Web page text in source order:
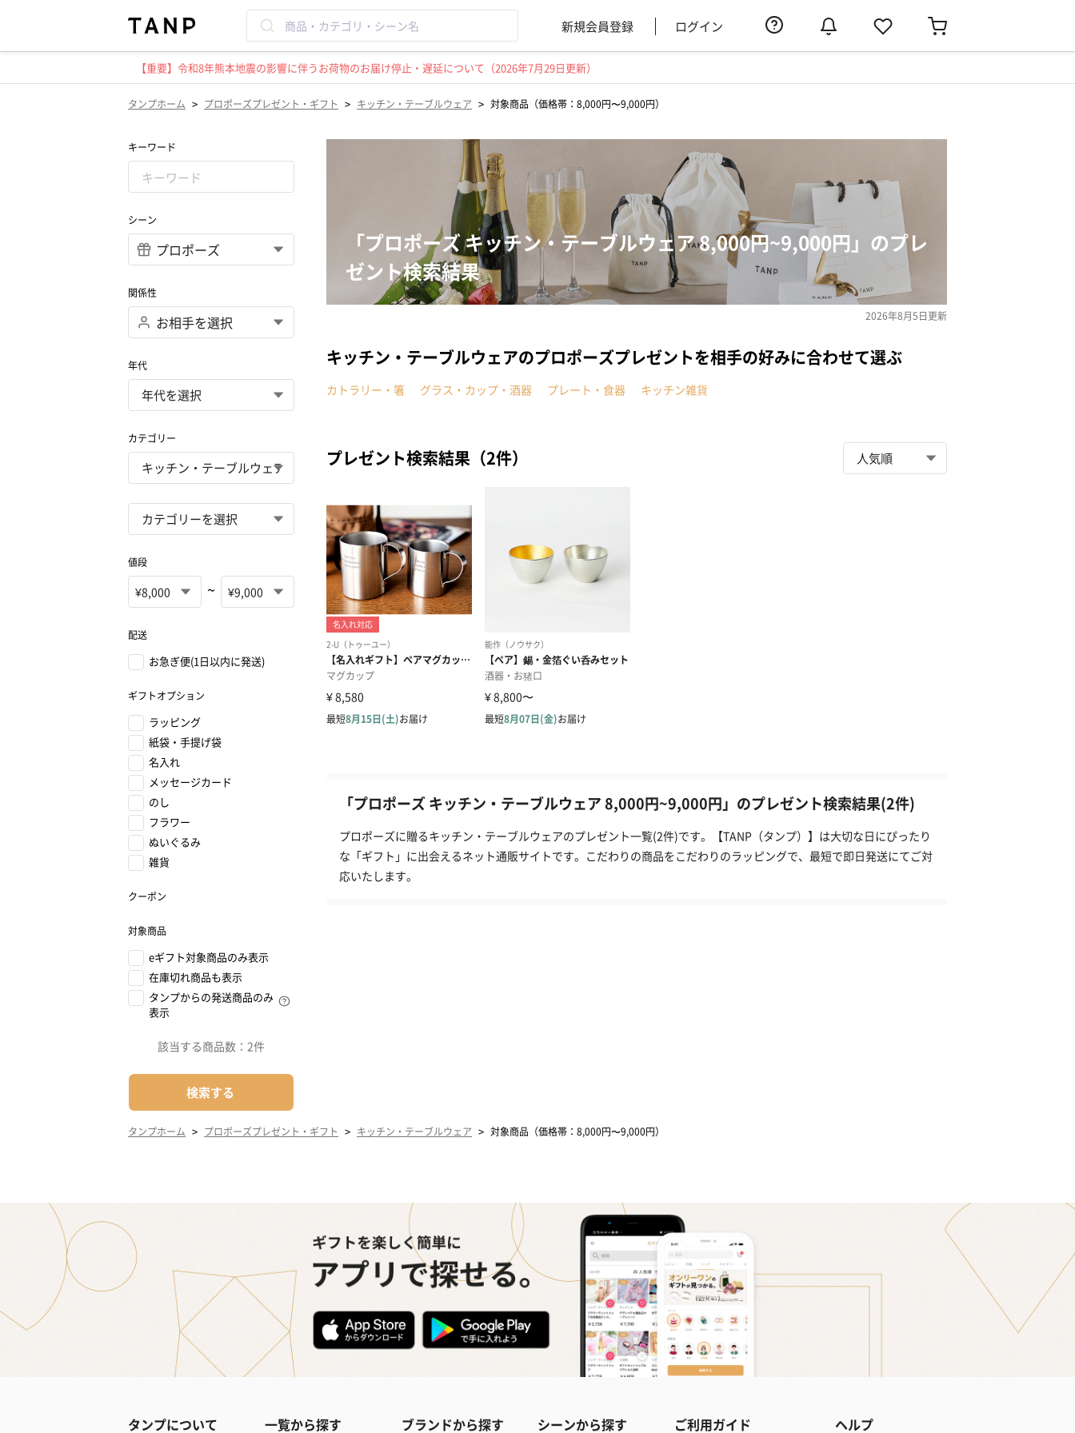
新規会員登録 ログイン
【重要】令和8年熊本地震の影響に伴うお荷物のお届け停止・遅延について（2026年7月29日更新）
タンプホーム > プロポーズプレゼント・ギフト > キッチン・テーブルウェア > 対象商品（価格帯：8,000円〜9,000円）
キーワード
シーン
関係性
年代
カテゴリー
値段
~
配送
お急ぎ便(1日以内に発送)
ギフトオプション
ラッピング
紙袋・手提げ袋
名入れ
メッセージカード
のし
フラワー
ぬいぐるみ
雑貨
クーポン
対象商品
eギフト対象商品のみ表示
在庫切れ商品も表示
タンプからの発送商品のみ
表示
該当する商品数： 2件
検索する
「プロポーズ キッチン・テーブルウェア 8,000円~9,000円」のプレ
ゼント検索結果
2026年8月5日更新
キッチン・テーブルウェアのプロポーズプレゼントを相手の好みに合わせて選ぶ
カトラリー・箸 グラス・カップ・酒器 プレート・食器 キッチン雑貨
プレゼント検索結果（2件）
「プロポーズ キッチン・テーブルウェア 8,000円~9,000円」のプレゼント検索結果(2件)
プロポーズに贈るキッチン・テーブルウェアのプレゼント一覧(2件)です。【TANP（タンプ）】は大切な日にぴったり
な「ギフト」に出会えるネット通販サイトです。こだわりの商品をこだわりのラッピングで、最短で即日発送にてご対
応いたします。
タンプホーム > プロポーズプレゼント・ギフト > キッチン・テーブルウェア > 対象商品（価格帯：8,000円〜9,000円）
タンプについて 一覧から探す ブランドから探す シーンから探す ご利用ガイド ヘルプ